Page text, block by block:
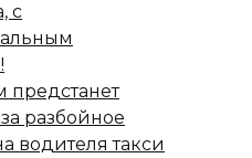
с
предстанет
разбойное
водителя такси